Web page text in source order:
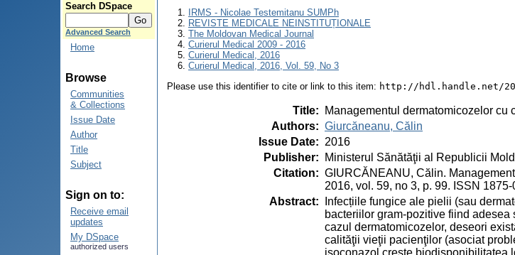
Search DSpace
Advanced Search
Home
Browse
Communities
& Collections
Issue Date
Author
Title
Subject
Sign on to:
Receive email
updates
My DSpace
authorized users
IRMS - Nicolae Testemitanu SUMPh
REVISTE MEDICALE NEINSTITUȚIONALE
The Moldovan Medical Journal
Curierul Medical 2009 - 2016
Curierul Medical, 2016
Curierul Medical, 2016, Vol. 59, No 3
Please use this identifier to cite or link to this item: http://hdl.handle.net/
Title:
Managementul dermatomicozelor cu
Authors: Giurcăneanu, Călin
Issue Date: 2016
Publisher:
Ministerul Sănătăţii al Republicii
Citation: GIURCĂNEANU, Călin.
2016, vol. 59, no 3, p. 99. ISSN 1875-
Abstract:
Infecțiile fungice ale pielii (sau
bacteriilor gram-pozitive fiind
cazul dermatomicozelor, deseori
calităţii vieţii pacienţilor (asociat
isoconazol crește biodisponibilitatea